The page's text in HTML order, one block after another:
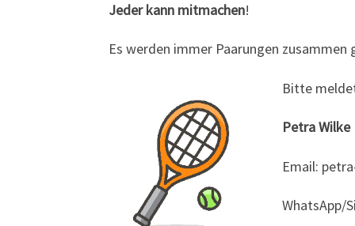
Jeder kann mitmachen!
Es werden immer Paarungen
Bitte
Petra Wilke
Email:
WhatsApp/